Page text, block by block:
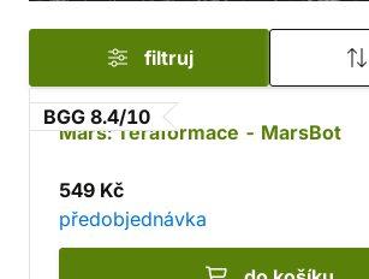
filtruj
BGG 8.4/10
Mars: Teraformace - MarsBot
549 Kč
předobjednávka